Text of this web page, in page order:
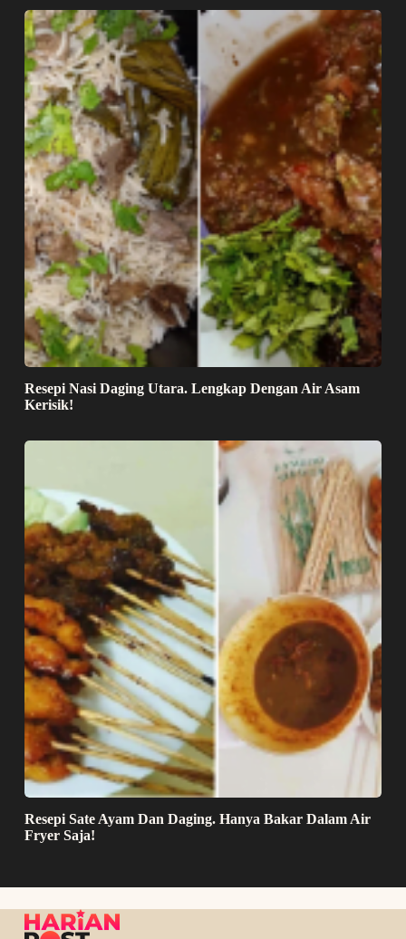
Resepi Nasi Daging Utara. Lengkap Dengan Air Asam
Kerisik!
Resepi Sate Ayam Dan Daging. Hanya Bakar Dalam Air
Fryer Saja!